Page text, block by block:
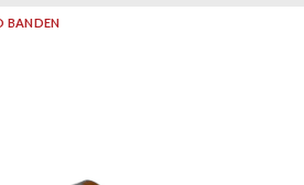
BANDEN